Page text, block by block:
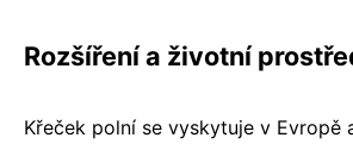
Rozšíření a životní
Křeček polní se vyskytuje v Evropě